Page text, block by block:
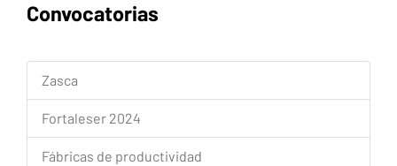
Convocatorias
Zasca
Fortaleser 2024
Fábricas de productividad